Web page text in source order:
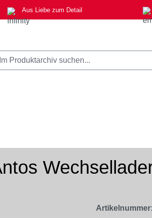
Aus Liebe zum Detail